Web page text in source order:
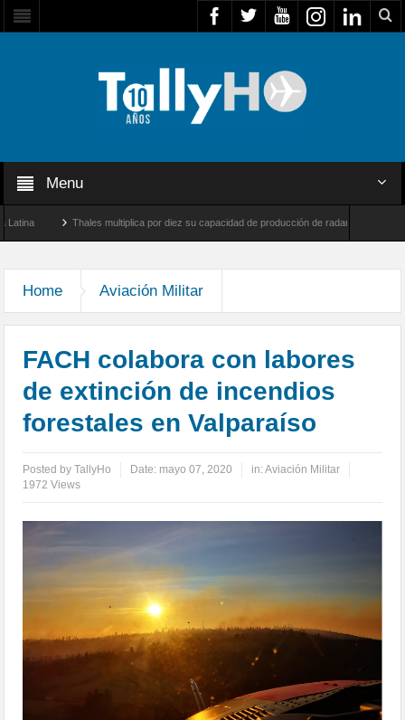
Menu
Thales multiplica por diez su capacidad de producción de radares en Brasil
Home Aviación Militar
FACH colabora con labores
de extinción de incendios
forestales en Valparaíso
Posted byTallyHo Date: mayo 07, 2020 in:Aviación Militar
1972 Views